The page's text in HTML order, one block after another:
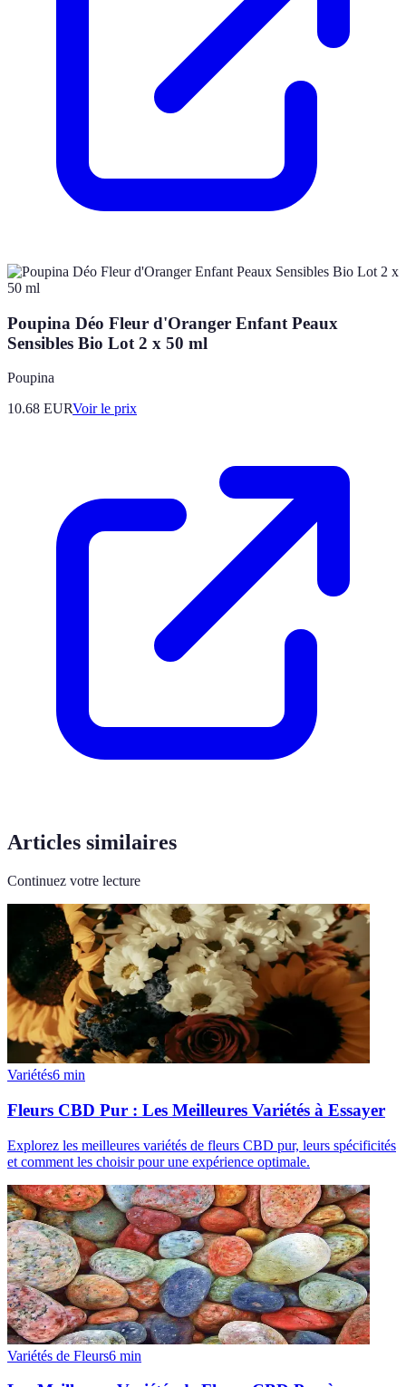
Poupina Déo Fleur d'Oranger Enfant Peaux
Sensibles Bio Lot 2 x 50 ml
Poupina
10.68 EURVoir le prix
Articles similaires
Continuez votre lecture
Variétés6 min
Fleurs CBD Pur : Les Meilleures Variétés à Essayer
Explorez les meilleures variétés de fleurs CBD pur, leurs spécificités
et comment les choisir pour une expérience optimale.
Variétés de Fleurs6 min